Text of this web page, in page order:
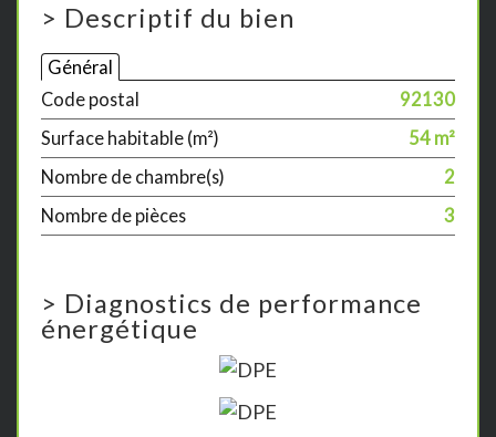
> Descriptif du bien
Général
Code postal
92130
Surface habitable (m²)
54 m²
Nombre de chambre(s)
2
Nombre de pièces
3
> Diagnostics de performance
énergétique